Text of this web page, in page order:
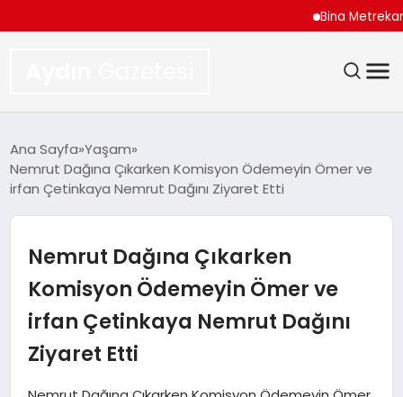
Bina Metrekare
TEKNOLOJI
SIYASET
YAŞAM
Ana Sayfa Yaşam
Nemrut Dağına Çıkarken Komisyon Ödemeyin Ömer ve
irfan Çetinkaya Nemrut Dağını Ziyaret Etti
Nemrut Dağına Çıkarken
Komisyon Ödemeyin Ömer ve
irfan Çetinkaya Nemrut Dağını
Ziyaret Etti